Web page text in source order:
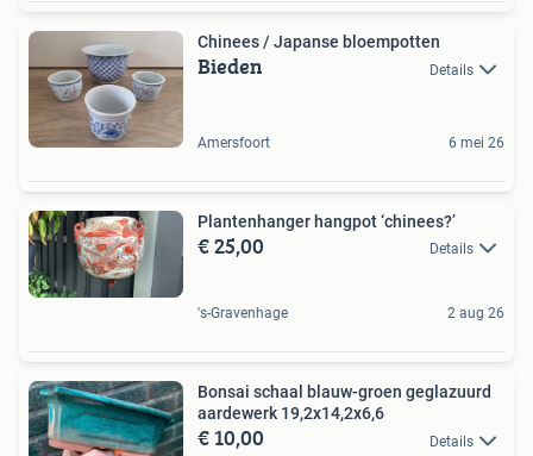
Chinees / Japanse bloempotten
Bieden Details
Amersfoort 6 mei 26
Plantenhanger hangpot ‘chinees?’
€ 25,00 Details
's-Gravenhage 2 aug 26
Bonsai schaal blauw-groen geglazuurd
aardewerk 19,2x14,2x6,6
€ 10,00 Details